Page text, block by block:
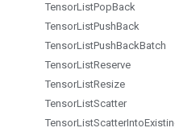
TensorListPopBack
TensorListPushBack
TensorListPushBackBatch
TensorListReserve
TensorListResize
TensorListScatter
TensorListScatterInto